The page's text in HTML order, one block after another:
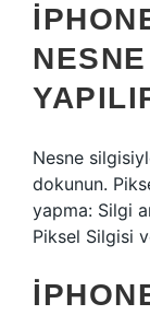
Nesne
dokunun.
yapma: Silgi
Piksel Silgisi